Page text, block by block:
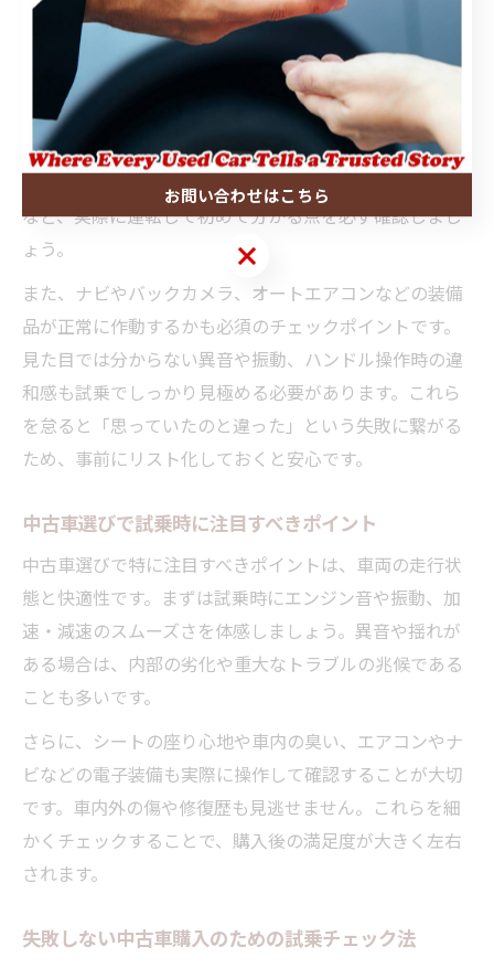
中古車試乗体験で後悔を防ぐ重要な確認項目
中古車の試乗体験は、購入後の後悔を防ぐために欠かせ
ない工程です。なぜなら、中古車は一台ごとに状態が異
なり、走行距離や整備状況だけでなく、実際の運転感覚
や装備の動作状況も違うためです。試乗時には、エンジ
ンの始動音や加速・減速時の挙動、ブレーキの効き具合
など、実際に運転して初めて分かる点を必ず確認しまし
ょう。
また、ナビやバックカメラ、オートエアコンなどの装備
品が正常に作動するかも必須のチェックポイントです。
見た目では分からない異音や振動、ハンドル操作時の違
和感も試乗でしっかり見極める必要があります。これら
を怠ると「思っていたのと違った」という失敗に繋がる
ため、事前にリスト化しておくと安心です。
中古車選びで試乗時に注目すべきポイント
中古車選びで特に注目すべきポイントは、車両の走行状
態と快適性です。まずは試乗時にエンジン音や振動、加
速・減速のスムーズさを体感しましょう。異音や揺れが
ある場合は、内部の劣化や重大なトラブルの兆候である
ことも多いです。
さらに、シートの座り心地や車内の臭い、エアコンやナ
ビなどの電子装備も実際に操作して確認することが大切
です。車内外の傷や修復歴も見逃せません。これらを細
かくチェックすることで、購入後の満足度が大きく左右
されます。
失敗しない中古車購入のための試乗チェック法
お問い合わせはこちら
お問い合わせはこちら